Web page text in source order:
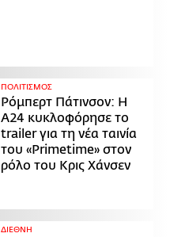
ΠΟΛΙΤΙΣΜΟΣ
Ρόμπερτ Πάτινσον: Η
Α24 κυκλοφόρησε το
trailer για τη νέα ταινία
του «Primetime» στον
ρόλο του Κρις Χάνσεν
ΔΙΕΘΝΗ